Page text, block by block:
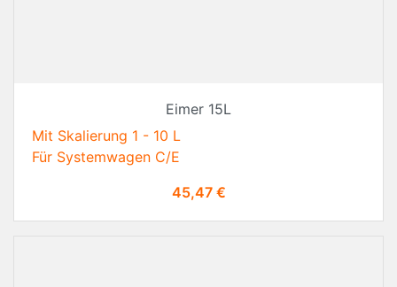
Eimer 15L
Mit Skalierung 1 - 10 L
Für Systemwagen C/E
Preis
45,47 €